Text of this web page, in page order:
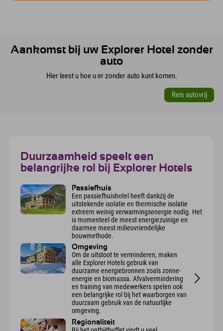
Aankomst bij uw Explorer Hotel zonder
auto
Hier leest u hoe u er zonder auto kunt komen.
Reis autovrij
Duurzaamheid speelt een
belangrijke rol bij Explorer Hotels
Passiefhuis
Een passiefhuishotel heeft dankzij de
uitstekende isolatie en thermische isolatie
extreem weinig verwarmingsenergie nodig. Het
is momenteel de meest energiezuinige en
daarmee meest milieuvriendelijke
bouwmethode.
Omgeving
Om de uitstoot te verminderen, maken
alle Explorer Hotels gebruik van
duurzame energiebronnen zoals zonne-
energie en biomassa. Afvalvermindering
en training van medewerkers spelen ook
een belangrijke rol bij het waarborgen van
duurzaam gebruik van de natuurlijke
omgeving.
Regionaliteit